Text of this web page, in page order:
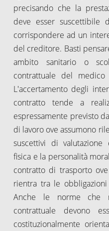
precisando che la
deve esser suscettibile
corrispondere ad un
del creditore. Basti
ambito sanitario o
contrattuale del
L'accertamento degli
contratto tende a
espressamente previsto
di lavoro ove assumono
suscettivi di valutazione
fisica e la personalità
contratto di trasporto
rientra tra le
Anche le norme che
contrattuale devono
costituzionalmente